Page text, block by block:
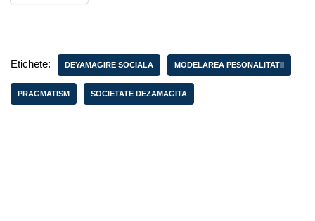
Etichete: DEYAMAGIRE SOCIALA MODELAREA PESONALITATII
PRAGMATISM SOCIETATE DEZAMAGITA